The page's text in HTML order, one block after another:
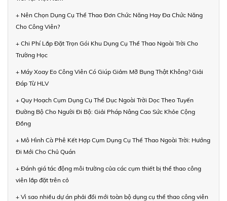
+ Nên Chọn Dụng Cụ Thể Thao Đơn Chức Năng Hay Đa Chức Năng
Cho Công Viên?
+ Chi Phí Lắp Đặt Trọn Gói Khu Dụng Cụ Thể Thao Ngoài Trời Cho
Trường Học
+ Máy Xoay Eo Công Viên Có Giúp Giảm Mỡ Bụng Thật Không? Giải
Đáp Từ HLV
+ Quy Hoạch Cụm Dụng Cụ Thể Dục Ngoài Trời Dọc Theo Tuyến
Đường Bộ Cho Người Đi Bộ: Giải Pháp Nâng Cao Sức Khỏe Cộng
Đồng
+ Mô Hình Cà Phê Kết Hợp Cụm Dụng Cụ Thể Thao Ngoài Trời: Hướng
Đi Mới Cho Chủ Quán
+ Đánh giá tác động môi trường của các cụm thiết bị thể thao công
viên lắp đặt trên cỏ
+ Vì sao nhiều dự án phải đổi mới toàn bộ dụng cụ thể thao công viên